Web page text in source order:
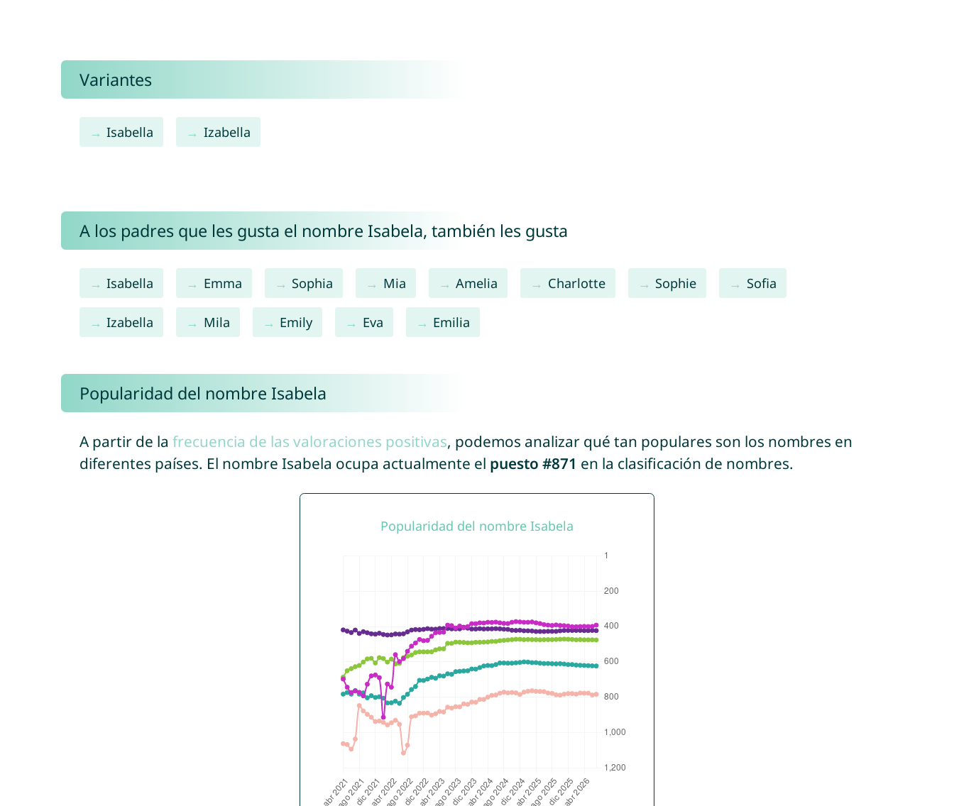
Variantes
Isabella Izabella
A los padres que les gusta el nombre Isabela, también les gusta
Isabella Emma Sophia Mia Amelia Charlotte Sophie Sofia
Izabella Mila Emily Eva Emilia
Popularidad del nombre Isabela
A partir de la frecuencia de las valoraciones positivas, podemos analizar qué tan populares son los nombres en
diferentes países. El nombre Isabela ocupa actualmente el puesto #871 en la clasificación de nombres.